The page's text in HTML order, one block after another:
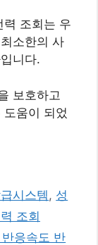
력 조회는 우
소한의 사
니다.
보호하고
움이 되었
시스템, 성
조회
응속도 반